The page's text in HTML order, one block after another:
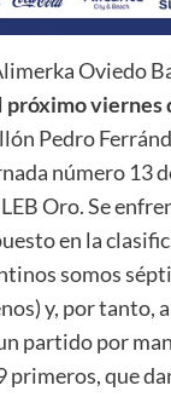
Oviedo
próximo viernes
Pedro
número 13
Oro. Se
en la
somos
y, por tanto,
partido por
que